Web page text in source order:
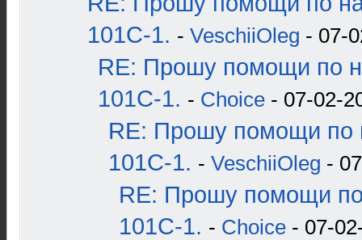
101С-1. - VeschiiOleg - 07-
RE: Прошу помощи по
101С-1. - Choice - 07-02-
RE: Прошу помощи по
101С-1. - VeschiiOleg -
RE: Прошу помощи
101С-1. - Choice - 07-